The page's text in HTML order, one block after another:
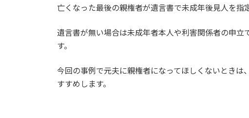
亡くなった最後の親権者が遺言書で未成年後見人を指
遺言書が無い場合は未成年者本人や利害関係者の申
す。
今回の事例で元夫に親権者になってほしくないとき
すすめします。